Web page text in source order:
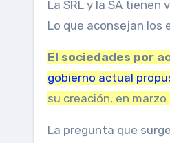
La SRL y la SA tienen ventajas y desventajas según el proyecto empresarial que persiga cada emprendimiento.
Lo que aconsejan los
El sociedades por
gobierno actual
su creación, en marzo
La pregunta que